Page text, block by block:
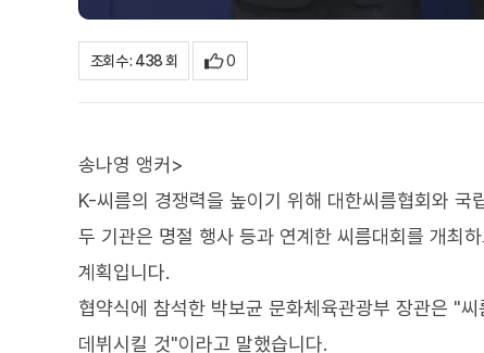
조회수 : 438 회 0
송나영 앵커>
K-씨름의 경쟁력을 높이기 위해 대한씨름협회와 국
두 기관은 명절 행사 등과 연계한 씨름대회를 개최
계획입니다.
협약식에 참석한 박보균 문화체육관광부 장관은 "
데뷔시킬 것"이라고 말했습니다.